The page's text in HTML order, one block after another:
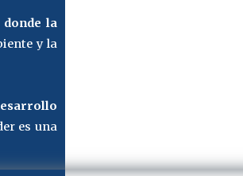
la
y la
es una